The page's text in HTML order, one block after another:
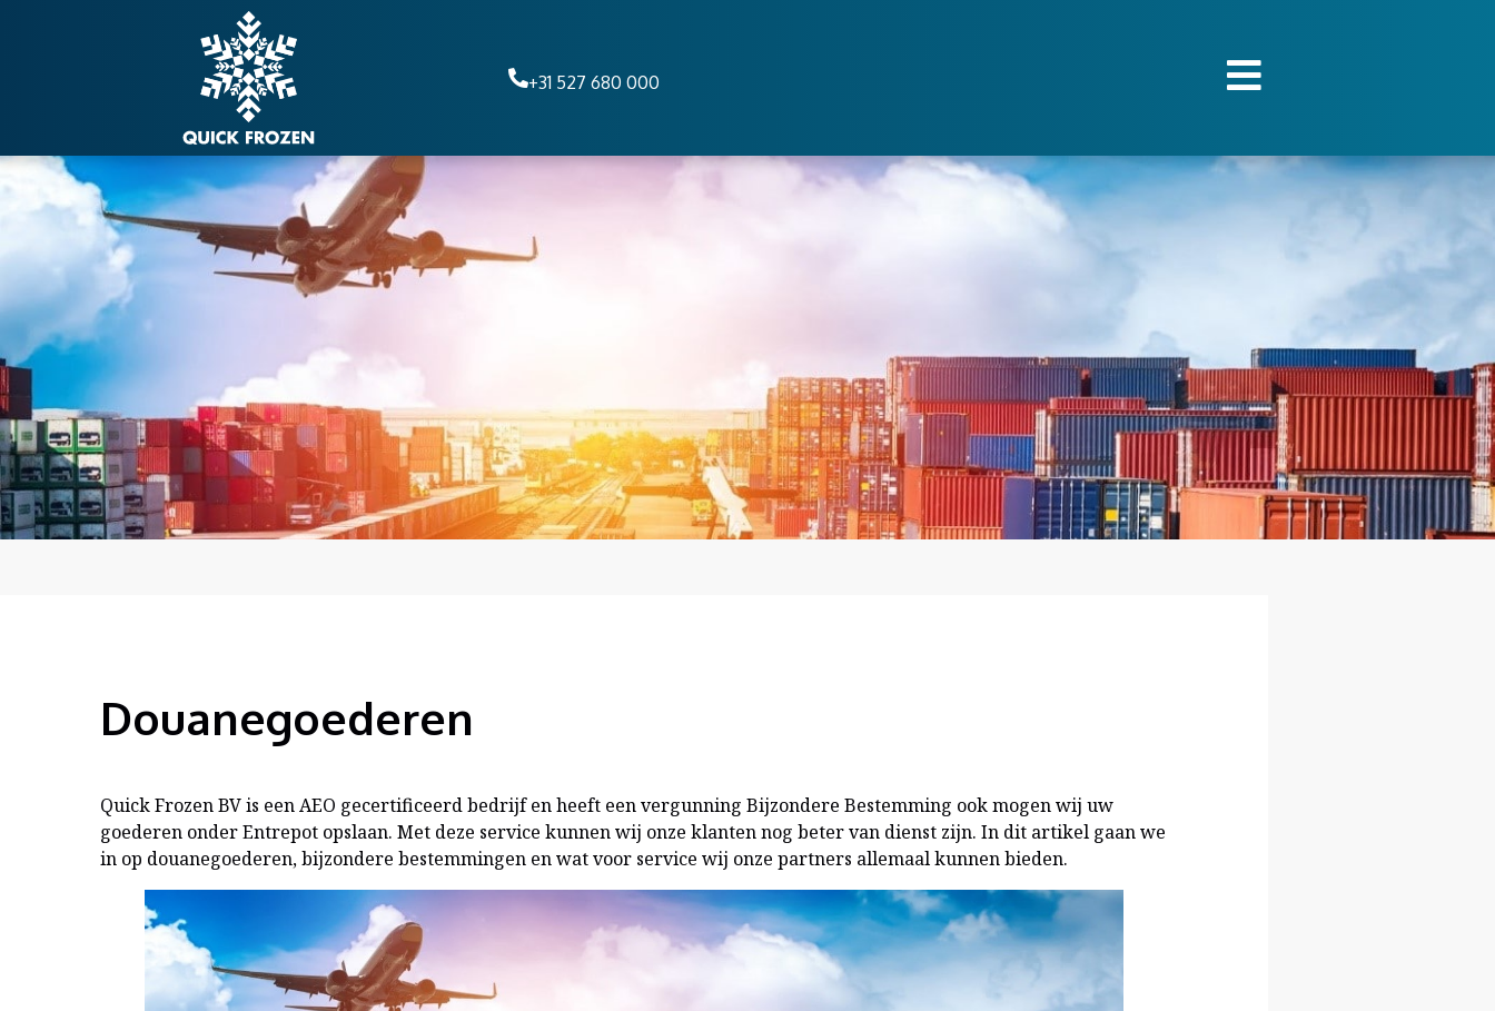
+31 527 680 000
Douanegoederen
Quick Frozen BV is een AEO gecertificeerd bedrijf en heeft een vergunning Bijzondere Bestemming ook mogen wij uw
goederen onder Entrepot opslaan. Met deze service kunnen wij onze klanten nog beter van dienst zijn. In dit artikel gaan we
in op douanegoederen, bijzondere bestemmingen en wat voor service wij onze partners allemaal kunnen bieden.